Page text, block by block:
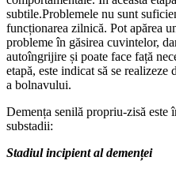
subtile.Problemele nu sunt
funcționarea zilnică. Pot apărea
probleme în găsirea cuvintelor,
autoîngrijire și poate face față
etapă, este indicat să se
a bolnavului.
Demența senilă propriu-zisă este
substadii:
Stadiul incipient al demenței